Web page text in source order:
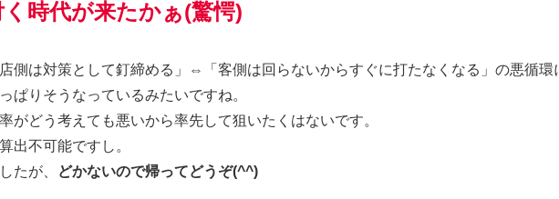
時代が来たかぁ(驚愕)
側は対策として釘締める」⇔「客側は回らないからすぐに打たなくなる」の悪循環
りそうなっているみたいですね。
がどう考えても悪いから率先して狙いたくはないです。
出不可能ですし。
たが、
どかないので帰ってどうぞ(^^)